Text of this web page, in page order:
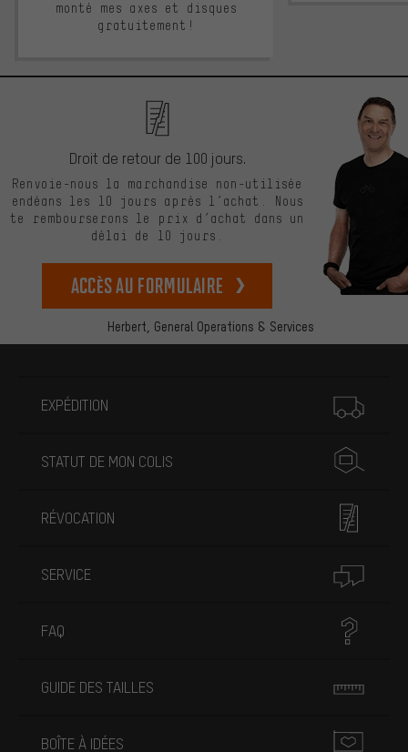
monté mes axes et disques
gratuitement!
Herbert, General Operations & Services
Droit de retour de 100 jours.
Renvoie-nous la marchandise non-utilisée
endéans les 10 jours après l’achat. Nous
te rembourserons le prix d’achat dans un
délai de 10 jours.
Accès au formulaire
EXPÉDITION
STATUT DE MON COLIS
RÉVOCATION
SERVICE
FAQ
GUIDE DES TAILLES
BOÎTE À IDÉES